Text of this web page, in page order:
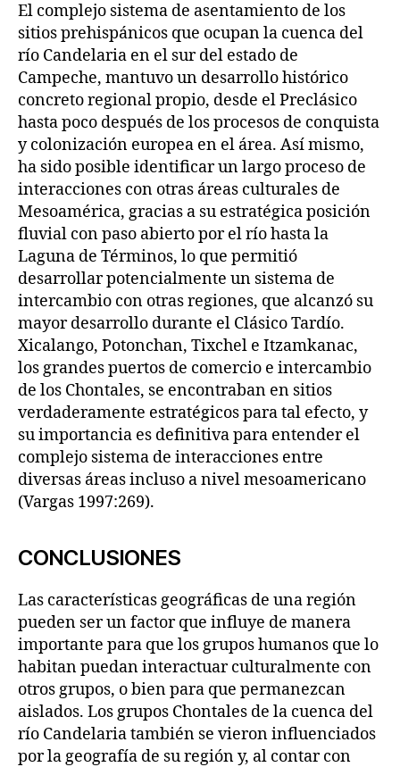
El complejo sistema de asentamiento de los
sitios prehispánicos que ocupan la cuenca del
río Candelaria en el sur del estado de
Campeche, mantuvo un desarrollo histórico
concreto regional propio, desde el Preclásico
hasta poco después de los procesos de conquista
y colonización europea en el área. Así mismo,
ha sido posible identificar un largo proceso de
interacciones con otras áreas culturales de
Mesoamérica, gracias a su estratégica posición
fluvial con paso abierto por el río hasta la
Laguna de Términos, lo que permitió
desarrollar potencialmente un sistema de
intercambio con otras regiones, que alcanzó su
mayor desarrollo durante el Clásico Tardío.
Xicalango, Potonchan, Tixchel e Itzamkanac,
los grandes puertos de comercio e intercambio
de los Chontales, se encontraban en sitios
verdaderamente estratégicos para tal efecto, y
su importancia es definitiva para entender el
complejo sistema de interacciones entre
diversas áreas incluso a nivel mesoamericano
(Vargas 1997:269).
CONCLUSIONES
Las características geográficas de una región
pueden ser un factor que influye de manera
importante para que los grupos humanos que lo
habitan puedan interactuar culturalmente con
otros grupos, o bien para que permanezcan
aislados. Los grupos Chontales de la cuenca del
río Candelaria también se vieron influenciados
por la geografía de su región y, al contar con